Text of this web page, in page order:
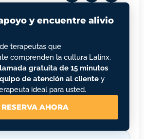
y encuentre alivio
terapeutas que
comprenden la cultura Latinx.
gratuita de 15 minutos
de atención al cliente y
ideal para usted.
RESERVA AHORA